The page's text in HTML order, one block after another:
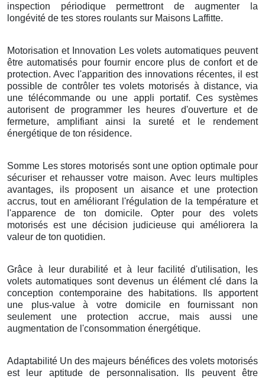
inspection périodique permettront de augmenter la
longévité de tes stores roulants sur Maisons Laffitte.
Motorisation et Innovation Les volets automatiques peuvent
être automatisés pour fournir encore plus de confort et de
protection. Avec l'apparition des innovations récentes, il est
possible de contrôler tes volets motorisés à distance, via
une télécommande ou une appli portatif. Ces systèmes
autorisent de programmer les heures d'ouverture et de
fermeture, amplifiant ainsi la sureté et le rendement
énergétique de ton résidence.
Somme Les stores motorisés sont une option optimale pour
sécuriser et rehausser votre maison. Avec leurs multiples
avantages, ils proposent un aisance et une protection
accrus, tout en améliorant l'régulation de la température et
l'apparence de ton domicile. Opter pour des volets
motorisés est une décision judicieuse qui améliorera la
valeur de ton quotidien.
Grâce à leur durabilité et à leur facilité d'utilisation, les
volets automatiques sont devenus un élément clé dans la
conception contemporaine des habitations. Ils apportent
une plus-value à votre domicile en fournissant non
seulement une protection accrue, mais aussi une
augmentation de l'consommation énergétique.
Adaptabilité Un des majeurs bénéfices des volets motorisés
est leur aptitude de personnalisation. Ils peuvent être